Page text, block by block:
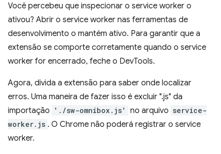
Você percebeu que inspecionar o service worker o
ativou? Abrir o service worker nas ferramentas de
desenvolvimento o mantém ativo. Para garantir que a
extensão se comporte corretamente quando o service
worker for encerrado, feche o DevTools.
Agora, divida a extensão para saber onde localizar
erros. Uma maneira de fazer isso é excluir ".js" da
importação
'./sw-omnibox.js' no arquivo service-
worker.js . O Chrome não poderá registrar o service
worker.